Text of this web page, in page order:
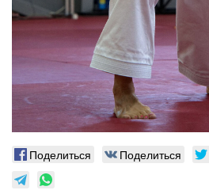
Поделиться Поделиться